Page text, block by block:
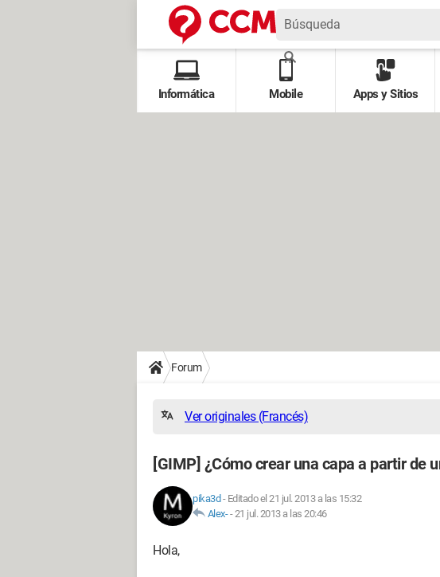
Informática Mobile Apps y Sitios
Forum
Ver originales (Francés)
[GIMP] ¿Cómo crear una capa a partir de
pika3d - Editado el 21 jul. 2013 a las 15:32
Alex--21 jul. 2013 a las 20:46
Hola,